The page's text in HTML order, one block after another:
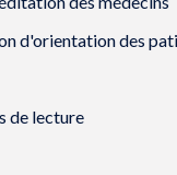
)
)
d'orientation des
de lecture